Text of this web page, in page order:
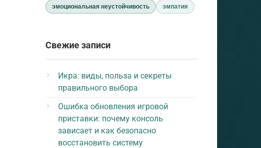
эмоциональная неустойчивость
эмпатия
Свежие записи
Икра: виды, польза и секреты
правильного выбора
Ошибка обновления игровой
приставки: почему консоль
зависает и как безопасно
восстановить систему